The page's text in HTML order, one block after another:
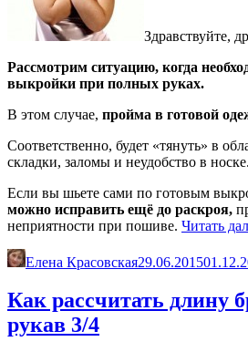
Здравствуйте,
Рассмотрим ситуацию, когда
выкройки при полных руках.
В этом случае, пройма в готовой
Соответственно, будет «тянуть» в
складки, заломы и неудобство в носке.
Если вы шьете сами по готовым
можно исправить ещё до раскроя,
неприятности при пошиве. Читать
Елена Красовская29.06.2015
Как рассчитать длину
рукав 3/4